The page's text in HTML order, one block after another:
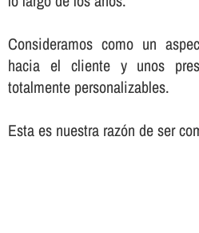
Consideramos como un
hacia el cliente y unos
totalmente personalizables.
Esta es nuestra razón de ser